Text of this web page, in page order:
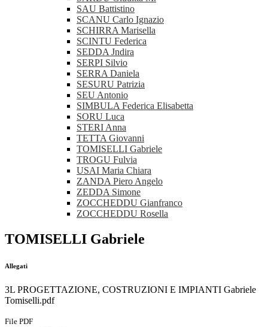
SAU Battistino
SCANU Carlo Ignazio
SCHIRRA Marisella
SCINTU Federica
SEDDA Jndira
SERPI Silvio
SERRA Daniela
SESURU Patrizia
SEU Antonio
SIMBULA Federica Elisabetta
SORU Luca
STERI Anna
TETTA Giovanni
TOMISELLI Gabriele
TROGU Fulvia
USAI Maria Chiara
ZANDA Piero Angelo
ZEDDA Simone
ZOCCHEDDU Gianfranco
ZOCCHEDDU Rosella
TOMISELLI Gabriele
Allegati
3L PROGETTAZIONE, COSTRUZIONI E IMPIANTI Gabriele
Tomiselli.pdf
File PDF